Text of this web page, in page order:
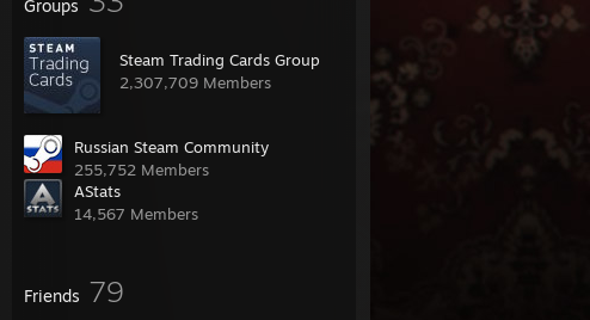
Groups
Steam Trading Cards Group
2,307,709 Members
Russian Steam Community
255,752 Members
AStats
14,567 Members
Friends 79